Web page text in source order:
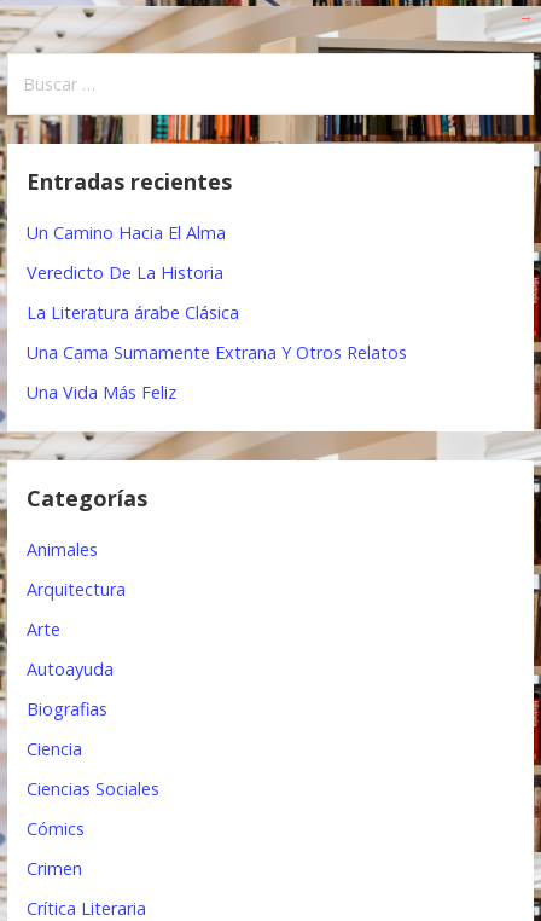
a
v
e
a
ó
n
d
n
d
a
→
s
Entradas recientes
Un Camino Hacia El Alma
Veredicto De La Historia
La Literatura árabe Clásica
Una Cama Sumamente Extrana Y Otros Relatos
Una Vida Más Feliz
Categorías
Animales
Arquitectura
Arte
Autoayuda
Biografias
Ciencia
Ciencias Sociales
Cómics
Crimen
Crítica Literaria